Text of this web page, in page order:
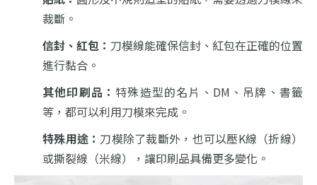
裁斷。
信封、紅包： 刀模線能確保信封、紅包在正確的位置
進行黏合。
其他印刷品： 特殊造型的名片、DM、吊牌、書籤
等，都可以利用刀模來完成。
特殊用途： 刀模除了裁斷外，也可以壓K線（折線）
或撕裂線（米線），讓印刷品具備更多變化。